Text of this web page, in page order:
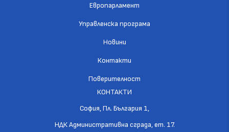
Европарламент
Управленска програма
Новини
Контакти
Поверителност
КОНТАКТИ
София, Пл. България 1,
НДК Административна сграда, ет. 17.